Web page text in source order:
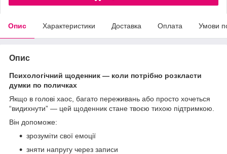
Опис Характеристики Доставка Оплата Умови
Опис
Психологічний щоденник — коли потрібно розкласти
думки по поличках
Якщо в голові хаос, багато переживань або просто хочеться
“видихнути” — цей щоденник стане твоєю тихою підтримкою.
Він допоможе:
зрозуміти свої емоції
зняти напругу через записи